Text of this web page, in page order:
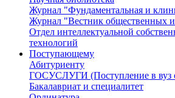
Журнал "Фундаментальная и
Журнал "Вестник общественных
Отдел интеллектуальной
технологий
Поступающему
Абитуриенту
ГОСУСЛУГИ (Поступление в вуз
Бакалавриат и специалитет